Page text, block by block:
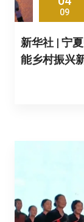
09
新华社 | 宁
能乡村振兴